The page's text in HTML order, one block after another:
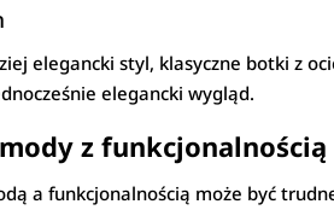
elegancki styl, klasyczne botki z
elegancki wygląd.
z funkcjonalnością
a funkcjonalnością może być